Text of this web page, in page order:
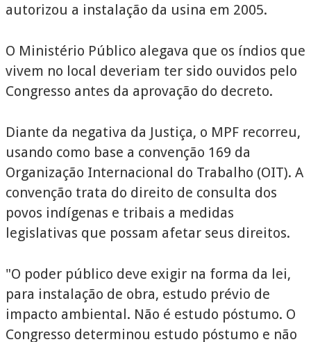
autorizou a instalação da usina em 2005.
O Ministério Público alegava que os índios que
vivem no local deveriam ter sido ouvidos pelo
Congresso antes da aprovação do decreto.
Diante da negativa da Justiça, o MPF recorreu,
usando como base a convenção 169 da
Organização Internacional do Trabalho (OIT). A
convenção trata do direito de consulta dos
povos indígenas e tribais a medidas
legislativas que possam afetar seus direitos.
"O poder público deve exigir na forma da lei,
para instalação de obra, estudo prévio de
impacto ambiental. Não é estudo póstumo. O
Congresso determinou estudo póstumo e não